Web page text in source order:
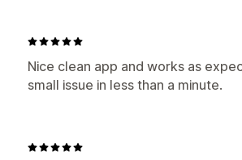
Nice clean app and works as
small issue in less than a minute.